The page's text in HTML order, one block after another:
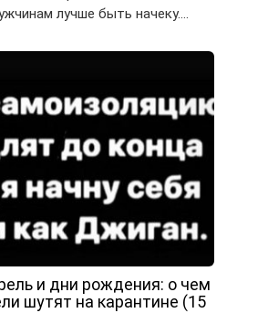
лучше быть начеку….
и дни рождения: о чем
шутят на карантине (15